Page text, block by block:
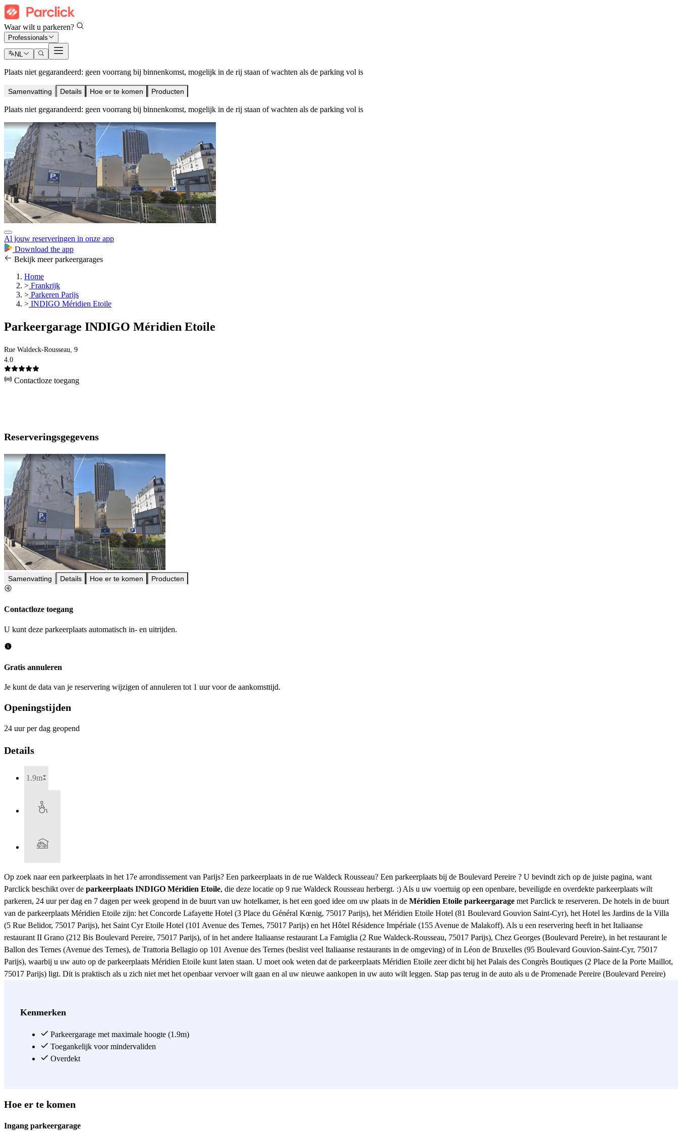
Waar wilt u parkeren?
Professionals
NL
Plaats niet gegarandeerd: geen voorrang bij binnenkomst, mogelijk in de rij staan of wachten als de parking vol is
Samenvatting Details Hoe er te komen Producten
Plaats niet gegarandeerd: geen voorrang bij binnenkomst, mogelijk in de rij staan of wachten als de parking vol is
Al jouw reserveringen in onze app
Download the app
Bekijk meer parkeergarages
Home
> Frankrijk
> Parkeren Parijs
> INDIGO Méridien Etoile
Parkeergarage INDIGO Méridien Etoile
Rue Waldeck-Rousseau, 9
4.0
Contactloze toegang
Reserveringsgegevens
Samenvatting Details Hoe er te komen Producten
Contactloze toegang
U kunt deze parkeerplaats automatisch in- en uitrijden.
Gratis annuleren
Je kunt de data van je reservering wijzigen of annuleren tot 1 uur voor de aankomsttijd.
Openingstijden
24 uur per dag geopend
Details
1.9m
Op zoek naar een parkeerplaats in het 17e arrondissement van Parijs? Een parkeerplaats in de rue Waldeck Rousseau? Een parkeerplaats bij de Boulevard Pereire ? U bevindt zich op de juiste pagina, want
Parclick beschikt over de parkeerplaats INDIGO Méridien Etoile, die deze locatie op 9 rue Waldeck Rousseau herbergt. :) Als u uw voertuig op een openbare, beveiligde en overdekte parkeerplaats wilt
parkeren, 24 uur per dag en 7 dagen per week geopend in de buurt van uw hotelkamer, is het een goed idee om uw plaats in de Méridien Etoile parkeergarage met Parclick te reserveren. De hotels in de buurt
van de parkeerplaats Méridien Etoile zijn: het Concorde Lafayette Hotel (3 Place du Général Kœnig, 75017 Parijs), het Méridien Etoile Hotel (81 Boulevard Gouvion Saint-Cyr), het Hotel les Jardins de la Villa
(5 Rue Belidor, 75017 Parijs), het Saint Cyr Etoile Hotel (101 Avenue des Ternes, 75017 Parijs) en het Hôtel Résidence Impériale (155 Avenue de Malakoff). Als u een reservering heeft in het Italiaanse
restaurant II Grano (212 Bis Boulevard Pereire, 75017 Parijs), of in het andere Italiaanse restaurant La Famiglia (2 Rue Waldeck-Rousseau, 75017 Parijs), Chez Georges (Boulevard Pereire), in het restaurant le
Ballon des Ternes (Avenue des Ternes), de Trattoria Bellagio op 101 Avenue des Ternes (beslist veel Italiaanse restaurants in de omgeving) of in Léon de Bruxelles (95 Boulevard Gouvion-Saint-Cyr, 75017
Parijs), waarbij u uw auto op de parkeerplaats Méridien Etoile kunt laten staan. U moet ook weten dat de parkeerplaats Méridien Etoile zeer dicht bij het Palais des Congrès Boutiques (2 Place de la Porte Maillot,
75017 Parijs) ligt. Dit is praktisch als u zich niet met het openbaar vervoer wilt gaan en al uw nieuwe aankopen in uw auto wilt leggen. Stap pas terug in de auto als u de Promenade Pereire (Boulevard Pereire)
C en de Air France bus vinden op het station Neuilly - Porte Maillot (82 Avenue de la Grande-Armée 75017). Reserveer uw parkeerplaats bij Parclick in de Méridien Etoile parkeergarage zonder twijfel!
Kenmerken
Parkeergarage met maximale hoogte (1.9m)
Toegankelijk voor mindervaliden
Overdekt
Hoe er te komen
Ingang parkeergarage